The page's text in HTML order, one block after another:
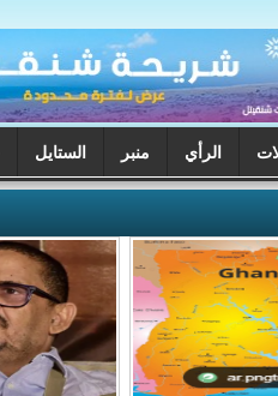
الستايل فن اتصل بنا